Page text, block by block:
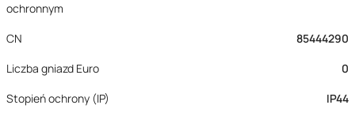
ochronnym
CN
85444290
Liczba gniazd Euro
0
Stopień ochrony (IP)
IP44